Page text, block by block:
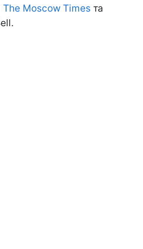
The Moscow Times та